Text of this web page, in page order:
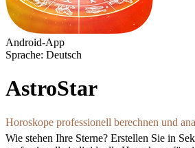
Android-App
Sprache: Deutsch
AstroStar
Horoskope professionell berechnen und
Wie stehen Ihre Sterne? Erstellen Sie in